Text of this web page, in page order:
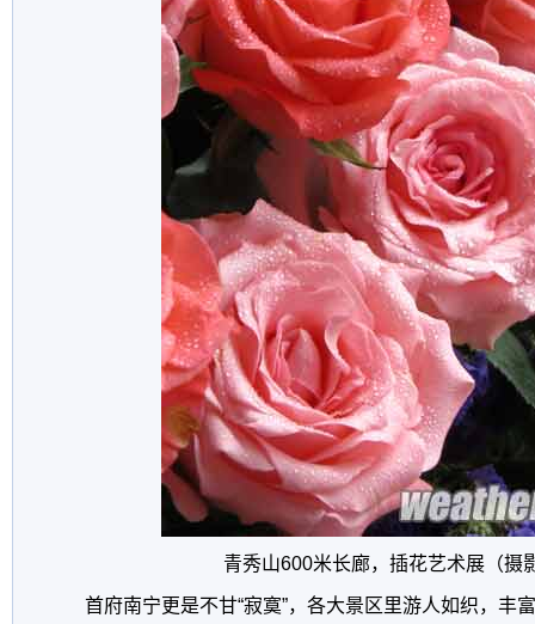
青秀山600米长廊，插花艺术展（摄
首府南宁更是不甘“寂寞”，各大景区里游人如织，丰